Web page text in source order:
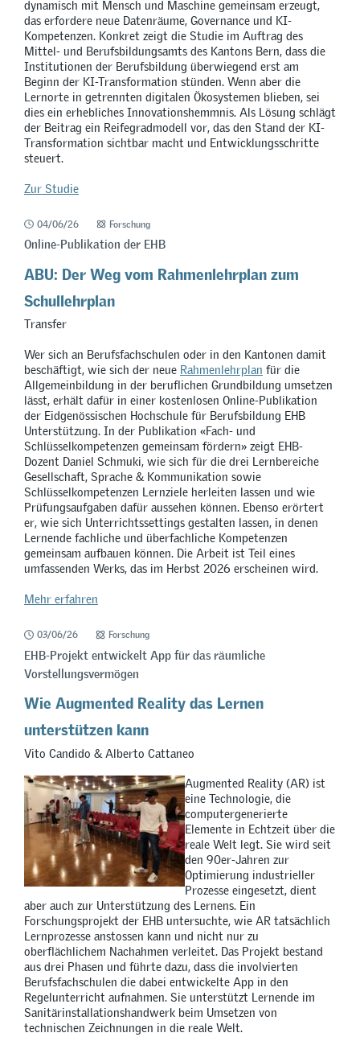
dynamisch mit Mensch und Maschine gemeinsam erzeugt,
das erfordere neue Datenräume, Governance und KI-
Kompetenzen. Konkret zeigt die Studie im Auftrag des
Mittel- und Berufsbildungsamts des Kantons Bern, dass die
Institutionen der Berufsbildung überwiegend erst am
Beginn der KI-Transformation stünden. Wenn aber die
Lernorte in getrennten digitalen Ökosystemen blieben, sei
dies ein erhebliches Innovationshemmnis. Als Lösung schlägt
der Beitrag ein Reifegradmodell vor, das den Stand der KI-
Transformation sichtbar macht und Entwicklungsschritte
steuert.
Zur Studie
04/06/26 Forschung
Online-Publikation der EHB
ABU: Der Weg vom Rahmenlehrplan zum
Schullehrplan
Transfer
Wer sich an Berufsfachschulen oder in den Kantonen damit
beschäftigt, wie sich der neue Rahmenlehrplan für die
Allgemeinbildung in der beruflichen Grundbildung umsetzen
lässt, erhält dafür in einer kostenlosen Online-Publikation
der Eidgenössischen Hochschule für Berufsbildung EHB
Unterstützung. In der Publikation «Fach- und
Schlüsselkompetenzen gemeinsam fördern» zeigt EHB-
Dozent Daniel Schmuki, wie sich für die drei Lernbereiche
Gesellschaft, Sprache & Kommunikation sowie
Schlüsselkompetenzen Lernziele herleiten lassen und wie
Prüfungsaufgaben dafür aussehen können. Ebenso erörtert
er, wie sich Unterrichtssettings gestalten lassen, in denen
Lernende fachliche und überfachliche Kompetenzen
gemeinsam aufbauen können. Die Arbeit ist Teil eines
umfassenden Werks, das im Herbst 2026 erscheinen wird.
Mehr erfahren
03/06/26 Forschung
EHB-Projekt entwickelt App für das räumliche
Vorstellungsvermögen
Wie Augmented Reality das Lernen
unterstützen kann
Vito Candido & Alberto Cattaneo
Augmented Reality (AR) ist
eine Technologie, die
computergenerierte
Elemente in Echtzeit über die
reale Welt legt. Sie wird seit
den 90er-Jahren zur
Optimierung industrieller
Prozesse eingesetzt, dient
aber auch zur Unterstützung des Lernens. Ein
Forschungsprojekt der EHB untersuchte, wie AR tatsächlich
Lernprozesse anstossen kann und nicht nur zu
oberflächlichem Nachahmen verleitet. Das Projekt bestand
aus drei Phasen und führte dazu, dass die involvierten
Berufsfachschulen die dabei entwickelte App in den
Regelunterricht aufnahmen. Sie unterstützt Lernende im
Sanitärinstallationshandwerk beim Umsetzen von
technischen Zeichnungen in die reale Welt.